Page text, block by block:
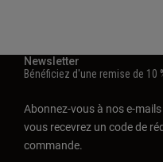
Newsletter
Bénéficiez d'une remise de 10
Abonnez-vous à nos e-
vous recevrez un code de
commande.